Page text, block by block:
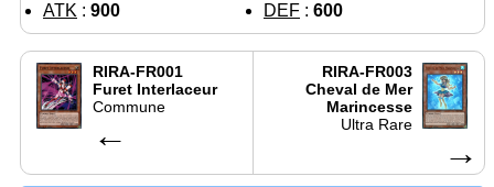
ATK : 900 DEF : 600
RIRA-FR001
Furet Interlaceur
Commune
←
RIRA-FR003
Cheval de Mer
Marincesse
Ultra Rare
→